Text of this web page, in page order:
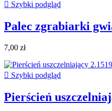
 Szybki podgląd
Palec zgrabiarki
7,00 zł
 Szybki podgląd
Pierścień